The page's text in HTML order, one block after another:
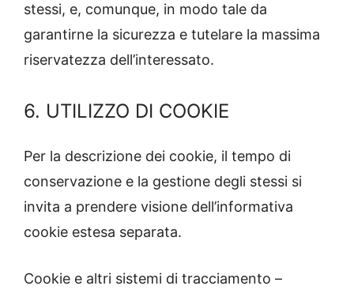
stessi, e, comunque, in modo tale da
garantirne la sicurezza e tutelare la massima
riservatezza dell’interessato.
6. UTILIZZO DI COOKIE
Per la descrizione dei cookie, il tempo di
conservazione e la gestione degli stessi si
invita a prendere visione dell’informativa
cookie estesa separata.
Cookie e altri sistemi di tracciamento –